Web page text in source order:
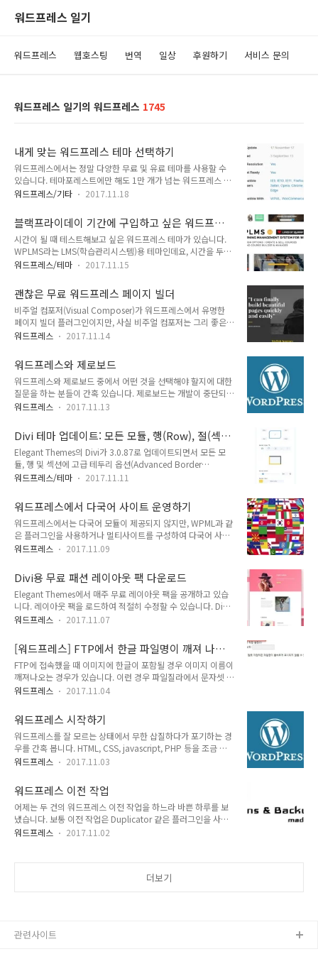
워드프레스 일기
워드프레스 웹호스팅 번역 일상 후원하기 서비스 문의
워드프레스 일기의 워드프레스 1745
내게 맞는 워드프레스 테마 선택하기
워드프레스에서는 정말 다양한 무료 및 유료 테마를 사용할 수
있습니다. 테마포레스트에만 해도 1만 개가 넘는 워드프레스 테
마가 판매되고 있습니다. 이렇게 많은 테마 중에서 어떤 워드프
무료 테마와 유료 테마를 잠깐 비교해보면: 무료 테마 기능이 제
한적이다. 디자인이 단순한 경우 속도가 빠른 경우가 많다. 지원
이 제공되지 않는다. 언제 업데이트가 중단될지 알 수 없다. (자
주 업데이트가 중단됨) 유료 테마 다양한 기능이 제공된다. 기능
과 디자인이 우수한 대신 무거운 경향이 있다. 라이선스에 따라
지 않는다. 인기 테마의 경우 꾸준히 업데이트가 된다. (오래된
테마는 간혹 지원이 중단되..
워드프레스/기타 2017.11.18
블랙프라이데이 기간에 구입하고 싶은 워드프레
스 테마
시간이 될 때 테스트해보고 싶은 워드프레스 테마가 있습니다.
WPLMS라는 LMS(학습관리시스템)용 테마인데요, 시간을 두고
사용법을 익히면 좋겠다는 생각을 하고 있습니다. 이번 블랙프라
함되기를 기대해봅니다. 작년에는 베스트셀링 테마인 아바다가
1~2시간 동안 반짝 할인을 한 적이 있습니다. 아바다 테마는 줄
곧 판매 1위를 달리고 있는 테마로서, 할인은 매우 드물게 하는
편입니다. (할인을 안 해도 판매 1위를 몇 년 동안 지키고 있으니
굳이 세일을 할 필요성을 못 느낄 수도 있을 것 같습니다.) 참고
도 한 방법 같습니다. Wix가 SEO(검색엔진최적화)에 약해서 그
동안 약점으로..
워드프레스/테마 2017.11.15
괜찮은 무료 워드프레스 페이지 빌더
비주얼 컴포저(Visual Composer)가 워드프레스에서 유명한
페이지 빌더 플러그인이지만, 사실 비주얼 컴포저는 그리 좋은
플러그인이 아닙니다. 워드프레스가 업데이트될 때마다 호환성
일으킵니다. 무엇보다 비컴은 사이트 속도를 느리게 합니다. 페
이지 빌더를 사용할 경우의 장점과 단점에 대해서는 다음 글을
참고해보시기 바랍니다. 워드프레스 페이지 빌더의 장점과 단점
페이지 빌더의 가장 큰 문제는 페이지 빌더가 문제를 일으킬 경
우 다른 플러그인으로 대체할 수 없다는 데 있습니다. 가령, 베스
더인 Fusion Builder가 내장되어 있습니다. 아바다를 사용하다
가 테마를 바꾸면 Fu..
워드프레스 2017.11.14
워드프레스와 제로보드
워드프레스와 제로보드 중에서 어떤 것을 선택해야 할지에 대한
질문을 하는 분들이 간혹 있습니다. 제로보드는 개발이 중단되지
오래되기 때문에 보안 문제가 심각한 수준입니다. 사전 공지한
공식적인 배포와 지원은 중단되었으나 웹사이트에서는 보안 정
보를 공유하고 데이터 이전에 대한 안내를 하고 있다.
XpressEngine으로 이전하기 위해서는 데이터를 XML 형식인
XEXML로 옮긴 후 업로드해야 한다. 제로보드4 외에도 워드프레
스, 그누보드, 스프링보드 등의 게시판에서 XEXML 데이터를 추
를 고려한다면 워드프레스가 좋은 선택 같습니다. CMS 점유율
도 워드프레스가 절대적입니다...
워드프레스 2017.11.13
Divi 테마 업데이트: 모든 모듈, 행(Row), 절(섹
션)에 고급 테두리 옵션 제공
Elegant Themes의 Divi가 3.0.87로 업데이트되면서 모든 모
듈, 행 및 섹션에 고급 테두리 옵션(Advanced Border
Options)을 사용할 수 있도록 기능이 업데이트되었습니다. 테
Colors, Sizes And Styles) 각 가장자리를 개별적으로 제어 둥
근 모서리 참고로 Elegant Themes에서는 다양한 웹사이트 구
축 프로젝트에 활용할 수 있도록 매주 새로운 Divi용 Layout
Pack을 무료로 제공하고 있습니다. Divi 테마용 무료 디자인 에
이전시 레이아웃 팩 다운로드 Divi 테마용 무료 LMS(학습관리시
웃 팩 다운로드 Elega..
워드프레스/테마 2017.11.11
워드프레스에서 다국어 사이트 운영하기
워드프레스에서는 다국어 모듈이 제공되지 않지만, WPML과 같
은 플러그인을 사용하거나 멀티사이트를 구성하여 다국어 사이
트를 구축할 수 있습니다. 특히 SEO를 염두에 둔다면 워드프레
WPML은 다국어 번역 플러그인 중 가장 잘 알려진 플러그입니
다. 특히, Avada, Enfold 등 대부분의 인기 테마에서 WPML과
의 호환성을 표시할 정도입니다. 오늘(2017년 11월 9일) 현재
아바다는 무려 368,000개나 판매되었네요. 하나에 5만원씩만
단순 계산해도 184억이네요.ㅎㅎ Compatible With(호환 플러
등이 표시되어 있습니다. WPML을 사용하면 비교..
워드프레스 2017.11.09
Divi용 무료 패션 레이아웃 팩 다운로드
Elegant Themes에서 매주 무료 레이아웃 팩을 공개하고 있습
니다. 레이아웃 팩을 로드하여 적절히 수정할 수 있습니다. Divi
테마용 무료 디자인 에이전시 레이아웃 팩 다운로드 Divi 테마용
무료 레스토랑 레이아웃 팩 다운로드 Divi 레이아웃 팩은
Elegant Themes 블로그에서 다운로드가 가능합니다. 이번에
공개한 무료 패션 레이아웃 팩은 레드 색상에 중점을 두고 만든
것 같습니다. Divi 테마는 구입하면 사이트 개수에 관계없이 사
용할 수 있으므로 에이전시나 여러 개의 사이트를 운영할 때 유
를 사용할 수 있습니다. 참고: 아바다는 왜 인기가 있을까?
워드프레스 2017.11.07
[워드프레스] FTP에서 한글 파일명이 깨져 나오
는 경우
FTP에 접속했을 때 이미지에 한글이 포함될 경우 이미지 이름이
깨져나오는 경우가 있습니다. 이런 경우 파일질라에서 문자셋 설
정을 강제로 UTF-8로 설정해주면 문제가 해결됩니다.FTP에
일 > 사이트 관리자에서 해당 FTP 계정을 클릭하고 문자셋 설정
을 UTF-8로 강제 설정으로 설정하면 FTP로 파일 이름에 한글이
포함된 이미지 파일들을 업로드하거나 다운로드해도 파일명이
깨지지 않을 것입니다. Bluehost나 Siteground 같은 해외 호스
팅을 이용하는 경우 기본 설정인 "자동 감지"를 사용해도 아무
발생하네요.SSH에서 접속하면 한글 파일명이 그대로 표시됩니
다.참고..
워드프레스 2017.11.04
워드프레스 시작하기
워드프레스를 잘 모르는 상태에서 무한 삽질하다가 포기하는 경
우를 간혹 봅니다. HTML, CSS, javascript, PHP 등을 조금 알
고 있다면 조금의 학습을 통해 쉽게 워드프레스에 적응할 수 있
보는 것이 좋습니다. 간혹 PHP를 잘 아시는 분들이 '워드프레스
라고 뭐 별 것 있겠어?'라면서 워드프레스 코어 파일, 워드프레
스 테마와 플러그인을 수정하는 경우가 있습니다. 그러면 나중에
워드프레스, 테마, 플러그인을 업데이트할 수 없게 되는 상황이
발생합니다. 워드프레스 서적을 본다고 해서 갑자기 워드프레스
워드프레스 2017.11.03
워드프레스 이전 작업
어제는 두 건의 워드프레스 이전 작업을 하느라 바쁜 하루를 보
냈습니다. 보통 이전 작업은 Duplicator 같은 플러그인을 사용
하면 간단하게 가능합니다. 워드프레스 사이트 이전하기
Duplicator를 이용한 사이트 이전이 실패할 수 있습니다. 특히
아서 압축된 ..
워드프레스 2017.11.02
더보기
관련사이트